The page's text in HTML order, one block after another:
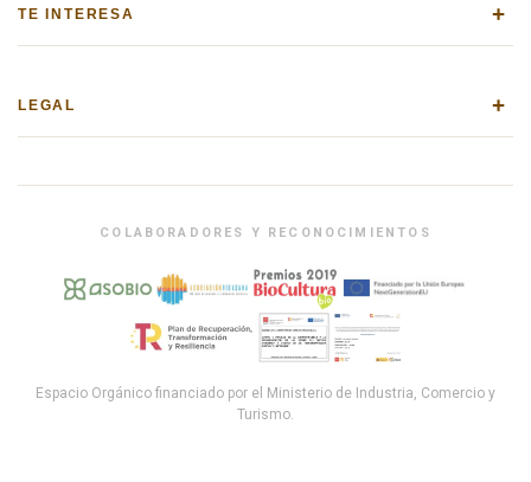
TE INTERESA +
LEGAL +
COLABORADORES Y RECONOCIMIENTOS
Espacio Orgánico financiado por el Ministerio de Industria, Comercio y
Turismo.